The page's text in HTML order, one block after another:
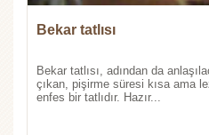
Bekar tatlısı
Bekar tatlısı, adından da
çıkan, pişirme süresi kısa ama
enfes bir tatlıdır. Hazır...